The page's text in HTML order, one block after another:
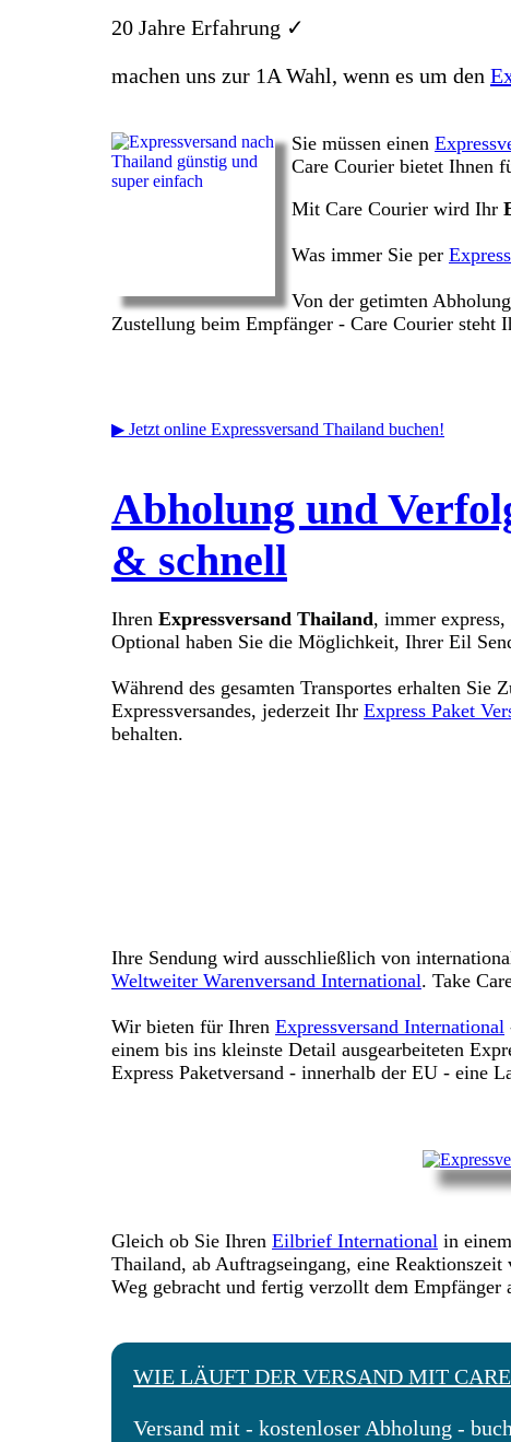
20 Jahre Erfahrung ✓
machen uns zur 1A Wahl, wenn es um den
Sie müssen einen
Care Courier bietet Ihnen
Mit Care Courier wird Ihr
Was immer Sie per
Von der getimten
Zustellung beim Empfänger - Care Courier steht
▶ Jetzt online Expressversand Thailand buchen!
Abholung und
& schnell
Ihren Expressversand Thailand, immer
Optional haben Sie die Möglichkeit, Ihrer Eil
Während des gesamten Transportes erhalten
Expressversandes, jederzeit Ihr Express Paket
behalten.
Ihre Sendung wird ausschließlich von
Weltweiter Warenversand International. Take
Wir bieten für Ihren Expressversand International
einem bis ins kleinste Detail ausgearbeiteten
Express Paketversand - innerhalb der EU - eine
Gleich ob Sie Ihren Eilbrief International in
Thailand, ab Auftragseingang, eine
Weg gebracht und fertig verzollt dem Empfänger
WIE LÄUFT DER VERSAND MIT
Versand mit - kostenloser Abholung -